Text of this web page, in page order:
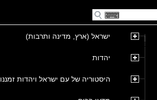
ישראל (ארץ, מדינה ותרבות)
יהדות
היסטוריה של עם ישראל ויהדות זמננו